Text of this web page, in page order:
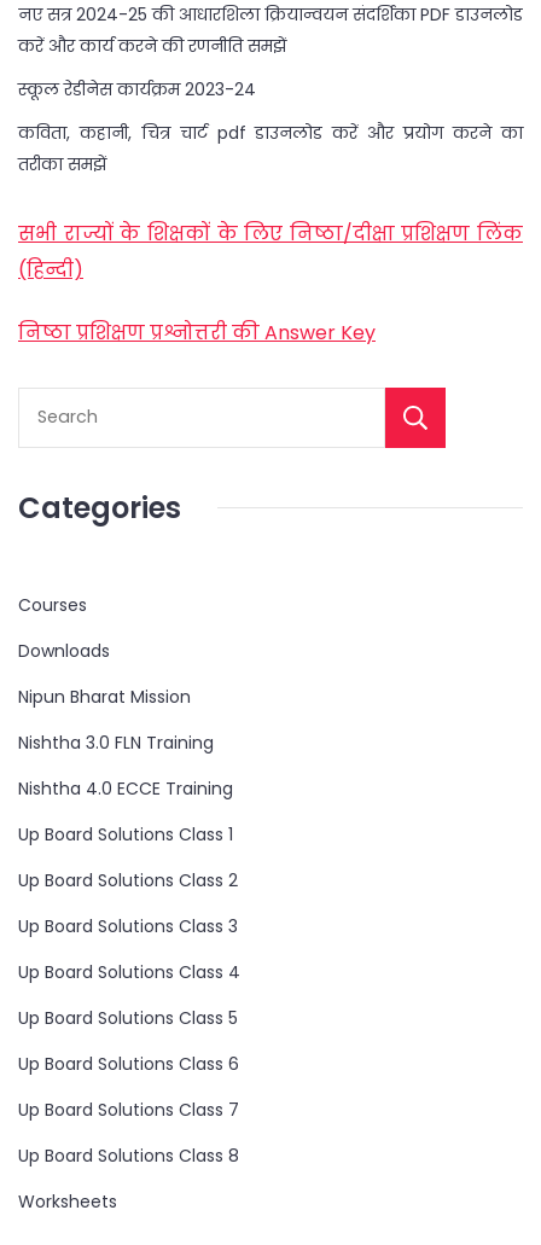
नए सत्र 2024-25 की आधारशिला क्रियान्वयन संदर्शिका PDF डाउनलोड
करें और कार्य करने की रणनीति समझें
स्कूल रेडीनेस कार्यक्रम 2023-24
कविता, कहानी, चित्र चार्ट pdf डाउनलोड करें और प्रयोग करने का
तरीका समझें
सभी राज्यों के शिक्षकों के लिए निष्ठा/दीक्षा प्रशिक्षण लिंक
(हिन्दी)
निष्ठा प्रशिक्षण प्रश्नोत्तरी की Answer Key
Categories
Courses
Downloads
Nipun Bharat Mission
Nishtha 3.0 FLN Training
Nishtha 4.0 ECCE Training
Up Board Solutions Class 1
Up Board Solutions Class 2
Up Board Solutions Class 3
Up Board Solutions Class 4
Up Board Solutions Class 5
Up Board Solutions Class 6
Up Board Solutions Class 7
Up Board Solutions Class 8
Worksheets